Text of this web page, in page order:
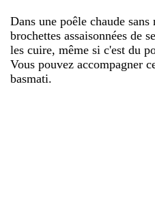
Dans une poêle chaude
brochettes assaisonnées de
les cuire, même si c'est du
Vous pouvez accompagner
basmati.